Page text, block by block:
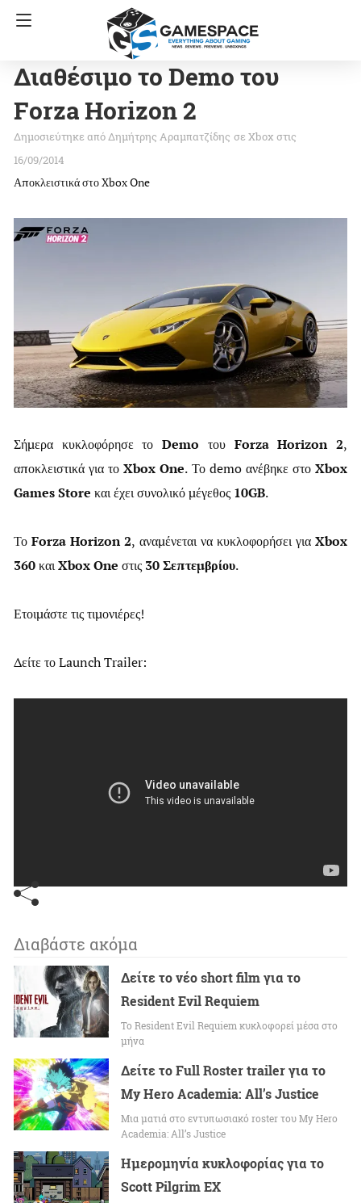
Διαθέσιμο το Demo του
Forza Horizon 2
Δημήτρης Αραμπατζίδης σε Xbox στις
16/09/2014
Αποκλειστικά στο Xbox One
Σήμερα κυκλοφόρησε τοDemo τουForza Horizon 2,
αποκλειστικά για τοXbox One. Το demo ανέβηκε στοXbox
Games Store και έχει συνολικό μέγεθος 10GB.
ΤοForza Horizon 2, αναμένεται να κυκλοφορήσει για Xbox
360καιXbox One στις 30 Σεπτεμβρίου.
Ετοιμάστε τις τιμονιέρες!
Δείτε το Launch Trailer:
Διαβάστε ακόμα
Δείτε το νέο short film για το
Resident Evil Requiem
To Resident Evil Requiem κυκλοφορεί μέσα στο
μήνα
Δείτε το Full Roster trailer για το
My Hero Academia: All’s Justice
Μια ματιά στο εντυπωσιακό roster του My Hero
Academia: All’s Justice
Ημερομηνία κυκλοφορίας για το
Scott Pilgrim EX